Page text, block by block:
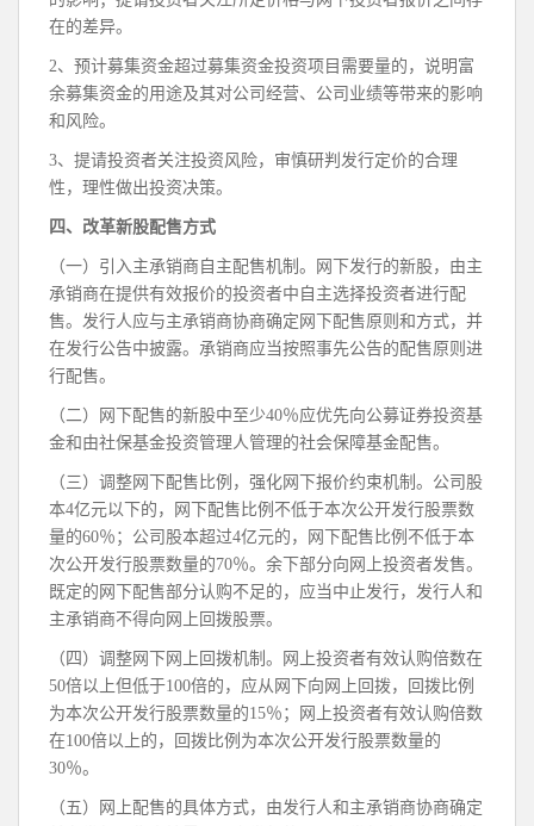
在的差异。
2、预计募集资金超过募集资金投资项目需要量的，说明富
余募集资金的用途及其对公司经营、公司业绩等带来的影响
和风险。
3、提请投资者关注投资风险，审慎研判发行定价的合理
性，理性做出投资决策。
四、改革新股配售方式
（一）引入主承销商自主配售机制。网下发行的新股，由主
承销商在提供有效报价的投资者中自主选择投资者进行配
售。发行人应与主承销商协商确定网下配售原则和方式，并
在发行公告中披露。承销商应当按照事先公告的配售原则进
行配售。
（二）网下配售的新股中至少40％应优先向公募证券投资基
金和由社保基金投资管理人管理的社会保障基金配售。
（三）调整网下配售比例，强化网下报价约束机制。公司股
本4亿元以下的，网下配售比例不低于本次公开发行股票数
量的60％；公司股本超过4亿元的，网下配售比例不低于本
次公开发行股票数量的70％。余下部分向网上投资者发售。
既定的网下配售部分认购不足的，应当中止发行，发行人和
主承销商不得向网上回拨股票。
（四）调整网下网上回拨机制。网上投资者有效认购倍数在
50倍以上但低于100倍的，应从网下向网上回拨，回拨比例
为本次公开发行股票数量的15％；网上投资者有效认购倍数
在100倍以上的，回拨比例为本次公开发行股票数量的
30％。
（五）网上配售的具体方式，由发行人和主承销商协商确定